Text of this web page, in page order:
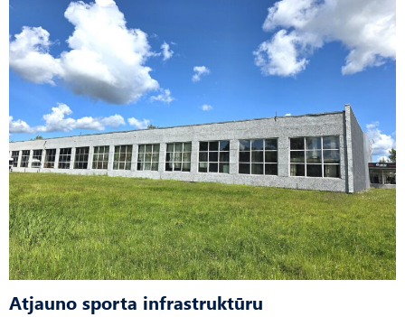
Atjauno sporta infrastruktūru